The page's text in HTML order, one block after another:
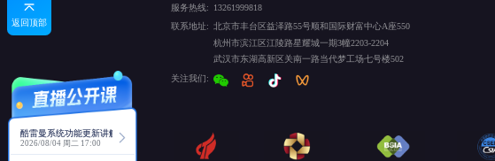
返回顶部
酷雷曼系统功能更新讲解
2026/08/04 周二 17:00
服务热线:
13261999818
联系地址: 北京市丰台区益泽路55号顺和国际财富中心A座550
杭州市滨江区江陵路星耀城一期3幢2203-2204
武汉市东湖高新区关南一路当代梦工场七号楼502
关注我们: